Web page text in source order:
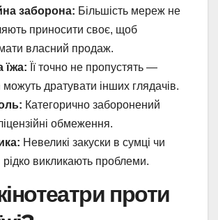
заборона: Більшість мереж не
приносити своє, щоб
власний продаж.
їжа: Її точно не пропустять —
можуть дратувати інших глядачів.
Категорично заборонений
обмеження.
Невеликі закуски в сумці чи
рідко викликають проблеми.
проти